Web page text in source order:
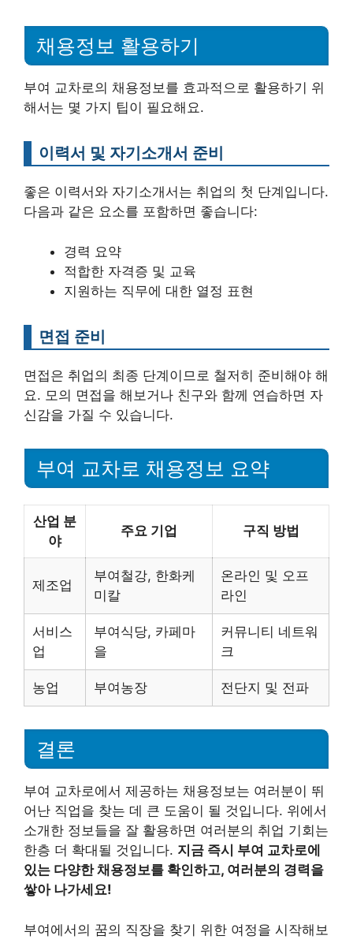
채용정보 활용하기
부여 교차로의 채용정보를 효과적으로 활용하기 위
해서는 몇 가지 팁이 필요해요.
이력서 및 자기소개서 준비
좋은 이력서와 자기소개서는 취업의 첫 단계입니다.
다음과 같은 요소를 포함하면 좋습니다:
경력 요약
적합한 자격증 및 교육
지원하는 직무에 대한 열정 표현
면접 준비
면접은 취업의 최종 단계이므로 철저히 준비해야 해
요. 모의 면접을 해보거나 친구와 함께 연습하면 자
신감을 가질 수 있습니다.
부여 교차로 채용정보 요약
산업 분
야
주요 기업 구직 방법
제조업
부여철강, 한화케
미칼
온라인 및 오프
라인
서비스
업
부여식당, 카페마
을
커뮤니티 네트워
크
농업 부여농장 전단지 및 전파
결론
부여 교차로에서 제공하는 채용정보는 여러분이 뛰
어난 직업을 찾는 데 큰 도움이 될 것입니다. 위에서
소개한 정보들을 잘 활용하면 여러분의 취업 기회는
한층 더 확대될 것입니다. 지금 즉시 부여 교차로에
있는 다양한 채용정보를 확인하고, 여러분의 경력을
쌓아 나가세요!
부여에서의 꿈의 직장을 찾기 위한 여정을 시작해보